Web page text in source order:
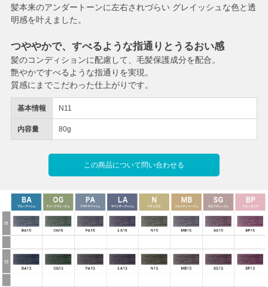
基本情報 N11
内容量 80g
この商品について問い合わせる
髪本来のアンダートーンに左右されづらい グレイッシュな色と透
明感を叶えました。
つややかで、すべるような指通りとうるおい感
髪のコンディションに配慮して、毛髪保護成分を配合。
艶やかですべるような指通りを実現。
質感にまでこだわった仕上がりです。